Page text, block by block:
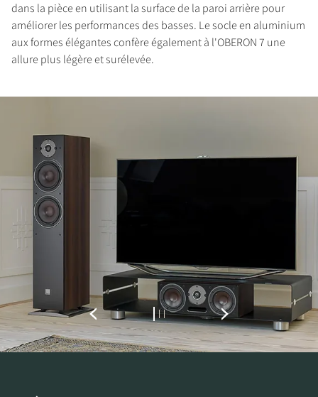
dans la pièce en utilisant la surface de la paroi arrière pour
améliorer les performances des basses. Le socle en aluminium
aux formes élégantes confère également à l'OBERON 7 une
allure plus légère et surélevée.
INSCRIVEZ-VOUS POUR
ACCÉDER AUX
TÉLÉCHARGEMENTS
Remplissez ce formulaire pour accéder
directement à tous les fichiers en